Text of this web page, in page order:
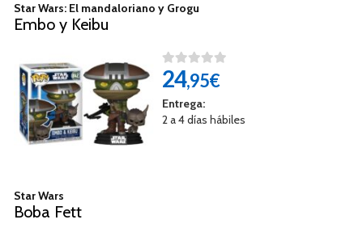
Star Wars: El mandaloriano y Grogu
Embo y Keibu
24,95€
Entrega:
2 a 4 días hábiles
Star Wars
Boba Fett